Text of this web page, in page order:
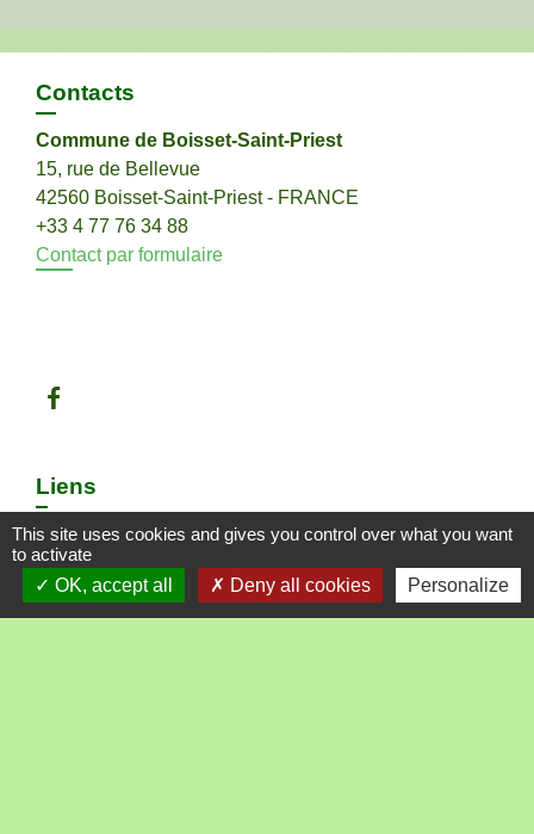
Contacts
Commune de Boisset-Saint-Priest
15, rue de Bellevue
42560 Boisset-Saint-Priest - FRANCE
+33 4 77 76 34 88
Contact par formulaire
Liens
Loire Forez Agglo
Préfecture de la Loire
Le département
La Région
This site uses cookies and gives you control over what you want
to activate
OK, accept all
Deny all cookies Personalize